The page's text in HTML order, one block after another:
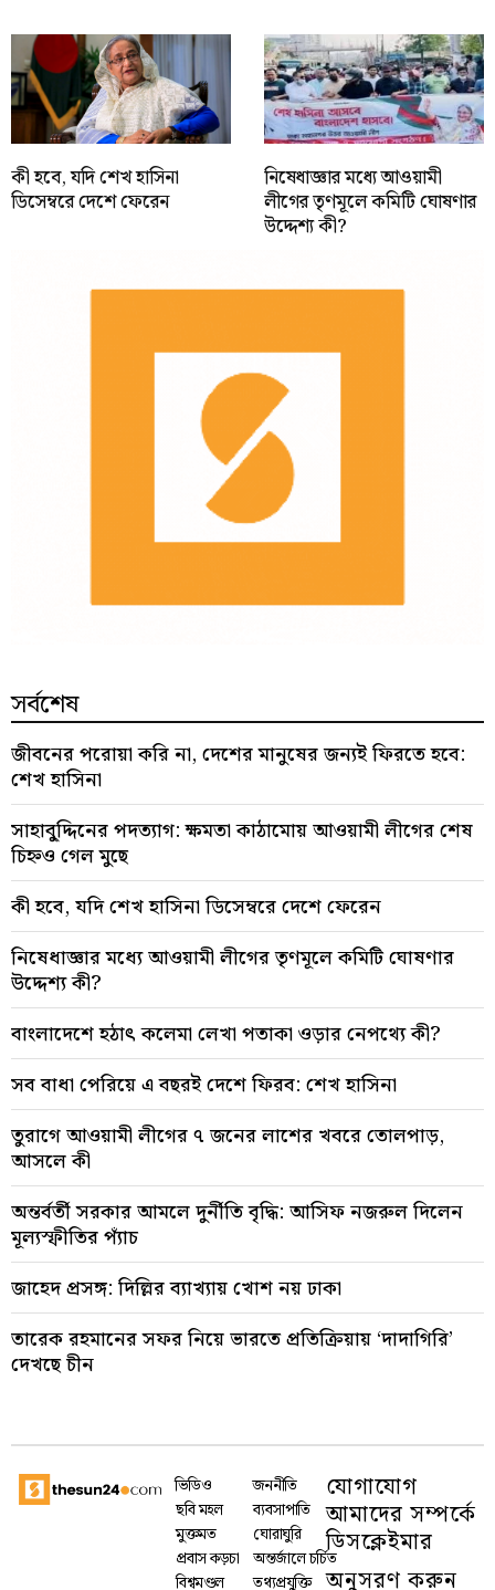
কী হবে, যদি শেখ হাসিনা
ডিসেম্বরে দেশে ফেরেন
নিষেধাজ্ঞার মধ্যে আওয়ামী
লীগের তৃণমূলে কমিটি ঘোষণার
উদ্দেশ্য কী?
সর্বশেষ
জীবনের পরোয়া করি না, দেশের মানুষের জন্যই ফিরতে হবে:
শেখ হাসিনা
সাহাবু্দ্দিনের পদত্যাগ: ক্ষমতা কাঠামোয় আওয়ামী লীগের শেষ
চিহ্নও গেল মুছে
কী হবে, যদি শেখ হাসিনা ডিসেম্বরে দেশে ফেরেন
নিষেধাজ্ঞার মধ্যে আওয়ামী লীগের তৃণমূলে কমিটি ঘোষণার
উদ্দেশ্য কী?
বাংলাদেশে হঠাৎ কলেমা লেখা পতাকা ওড়ার নেপথ্যে কী?
সব বাধা পেরিয়ে এ বছরই দেশে ফিরব: শেখ হাসিনা
তুরাগে আওয়ামী লীগের ৭ জনের লাশের খবরে তোলপাড়,
আসলে কী
অন্তর্বর্তী সরকার আমলে দুর্নীতি বৃদ্ধি: আসিফ নজরুল দিলেন
মূল্যস্ফীতির প্যাঁচ
জাহেদ প্রসঙ্গ: দিল্লির ব্যাখ্যায় খোশ নয় ঢাকা
তারেক রহমানের সফর নিয়ে ভারতে প্রতিক্রিয়ায় ‘দাদাগিরি’
দেখছে চীন
ভিডিও
ছবি মহল
মুক্তমত
প্রবাস কড়চা
বিশ্বমণ্ডল
জননীতি
ব্যবসাপাতি
ঘোরাঘুরি
অন্তর্জালে চর্চিত
তথ্যপ্রযু্ক্তি
যোগাযোগ
আমাদের সম্পর্কে
ডিসক্লেইমার
অনুসরণ করুন